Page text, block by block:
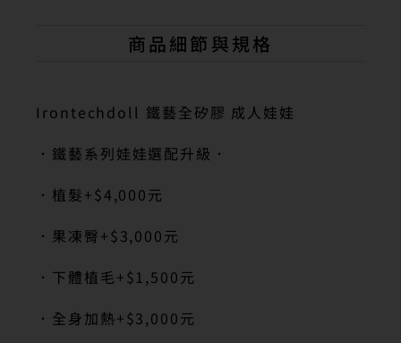
商品細節與規格
Irontechdoll 鐵藝全矽膠 成人娃娃
．鐵藝系列娃娃選配升級．
．植髮+$4,000元
．果凍臀+$3,000元
．下體植毛+$1,500元
．全身加熱+$3,000元